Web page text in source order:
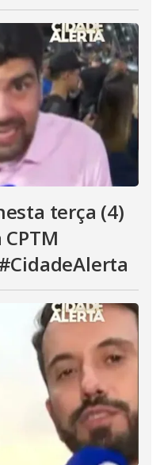
terça (4)